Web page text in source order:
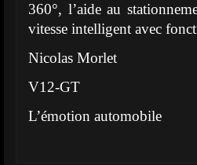
360°, l’aide au
vitesse intelligent avec
Nicolas Morlet
V12-GT
L’émotion automobile